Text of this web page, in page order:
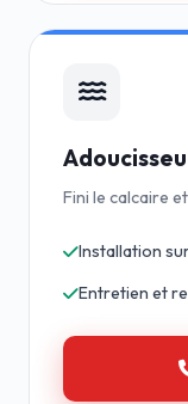
Fini le calcaire
Installation
Entretien et